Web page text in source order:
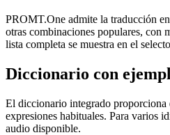
PROMT.One admite la traducción
otras combinaciones populares, con
lista completa se muestra en el
Diccionario con
El diccionario integrado proporciona
expresiones habituales. Para varios
audio disponible.